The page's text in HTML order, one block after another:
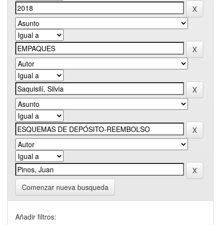
Comenzar nueva busqueda
Añadir filtros: